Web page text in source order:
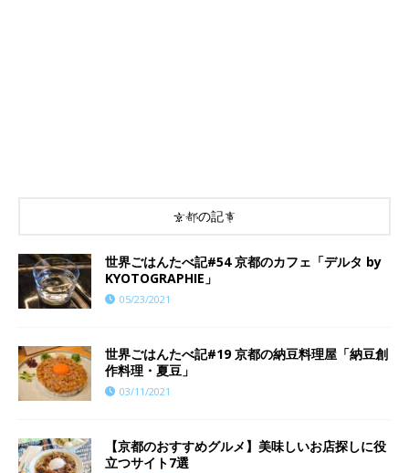
京都の記事
世界ごはんたべ記#54 京都のカフェ「デルタ by
KYOTOGRAPHIE」
05/23/2021
世界ごはんたべ記#19 京都の納豆料理屋「納豆創
作料理・夏豆」
03/11/2021
【京都のおすすめグルメ】美味しいお店探しに役
立つサイト7選